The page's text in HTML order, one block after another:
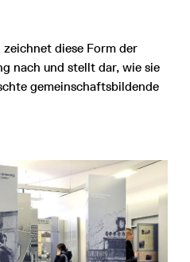
diese Form der
nach und stellt dar, wie sie
gemeinschaftsbildende